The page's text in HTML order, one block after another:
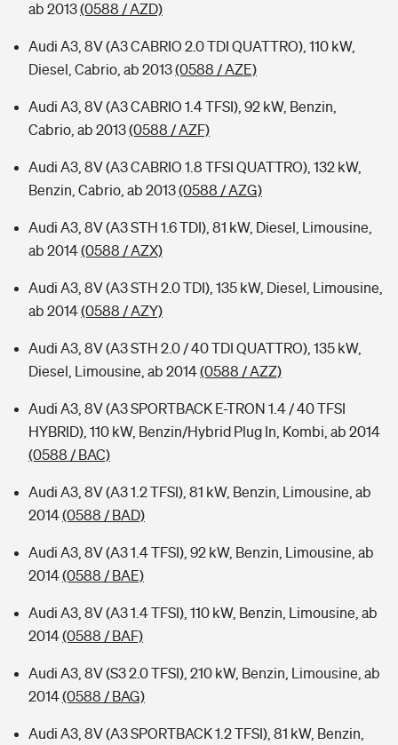
ab 2013(0588 / AZD)
Audi A3, 8V (A3 CABRIO 2.0 TDI QUATTRO), 110 kW,
Diesel, Cabrio, ab 2013(0588 / AZE)
Audi A3, 8V (A3 CABRIO 1.4 TFSI), 92 kW, Benzin,
Cabrio, ab 2013(0588 / AZF)
Audi A3, 8V (A3 CABRIO 1.8 TFSI QUATTRO), 132 kW,
Benzin, Cabrio, ab 2013(0588 / AZG)
Audi A3, 8V (A3 STH 1.6 TDI), 81 kW, Diesel, Limousine,
ab 2014(0588 / AZX)
Audi A3, 8V (A3 STH 2.0 TDI), 135 kW, Diesel, Limousine,
ab 2014(0588 / AZY)
Audi A3, 8V (A3 STH 2.0 / 40 TDI QUATTRO), 135 kW,
Diesel, Limousine, ab 2014(0588 / AZZ)
Audi A3, 8V (A3 SPORTBACK E-TRON 1.4 / 40 TFSI
HYBRID), 110 kW, Benzin/Hybrid Plug In, Kombi, ab 2014
(0588 / BAC)
Audi A3, 8V (A3 1.2 TFSI), 81 kW, Benzin, Limousine, ab
2014(0588 / BAD)
Audi A3, 8V (A3 1.4 TFSI), 92 kW, Benzin, Limousine, ab
2014(0588 / BAE)
Audi A3, 8V (A3 1.4 TFSI), 110 kW, Benzin, Limousine, ab
2014(0588 / BAF)
Audi A3, 8V (S3 2.0 TFSI), 210 kW, Benzin, Limousine, ab
2014(0588 / BAG)
Audi A3, 8V (A3 SPORTBACK 1.2 TFSI), 81 kW, Benzin,